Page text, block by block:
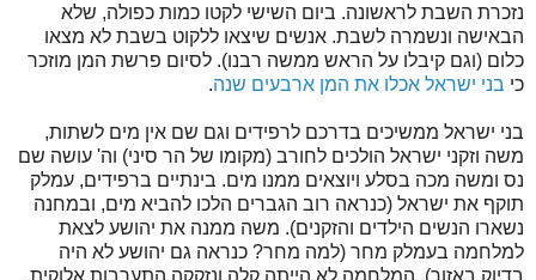
נזכרת השבת לראשונה. ביום השישי לקטו כמות כפולה, שלא
הבאישה ונשמרה לשבת. אנשים שיצאו ללקוט בשבת לא מצאו
כלום (וגם קיבלו על הראש ממשה רבנו). לסיום פרשת המן מוזכר
כי בני ישראל אכלו את המן ארבעים שנה.
בני ישראל ממשיכים בדרכם לרפידים וגם שם אין מים לשתות,
משה וזקני ישראל הולכים לחורב (מקומו של הר סיני) וה' עושה שם
נס ומשה מכה בסלע ויוצאים ממנו מים. בינתיים ברפידים, עמלק
תוקף את ישראל (כנראה רוב הגברים הלכו להביא מים, ובמחנה
נשארו הנשים הילדים והזקנים). משה ממנה את יהושע לצאת
למלחמה בעמלק מחר (למה מחר? כנראה גם יהושע לא היה
בדיוק באזור). המלחמה לא הייתה קלה ונזקקה התערבות אלוקית.